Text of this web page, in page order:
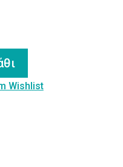
Wishlist